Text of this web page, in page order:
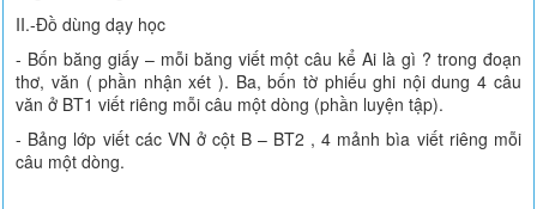
II.-Đồ dùng dạy học
- Bốn băng giấy – mỗi băng viết một câu kể Ai là gì ? trong đoạn
thơ, văn ( phần nhận xét ). Ba, bốn tờ phiếu ghi nội dung 4 câu
văn ở BT1 viết riêng mỗi câu một dòng (phần luyện tập).
- Bảng lớp viết các VN ở cột B – BT2 , 4 mảnh bìa viết riêng mỗi
câu một dòng.